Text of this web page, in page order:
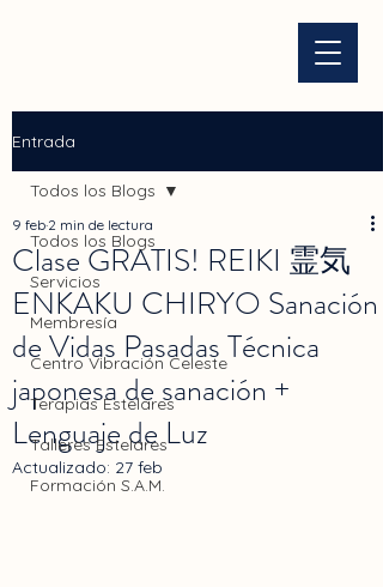
Entrada
Todos los Blogs
Servicios
Membresía
Centro Vibración Celeste
Terapias Estelares
Talleres Estelares
Formación S.A.M.
Todos los Blogs
Clase GRATIS! REIKI 霊気
ENKAKU CHIRYO Sanación
de Vidas Pasadas Técnica
japonesa de sanación +
Lenguaje de Luz
9 feb 2 min de lectura
Actualizado: 27 feb